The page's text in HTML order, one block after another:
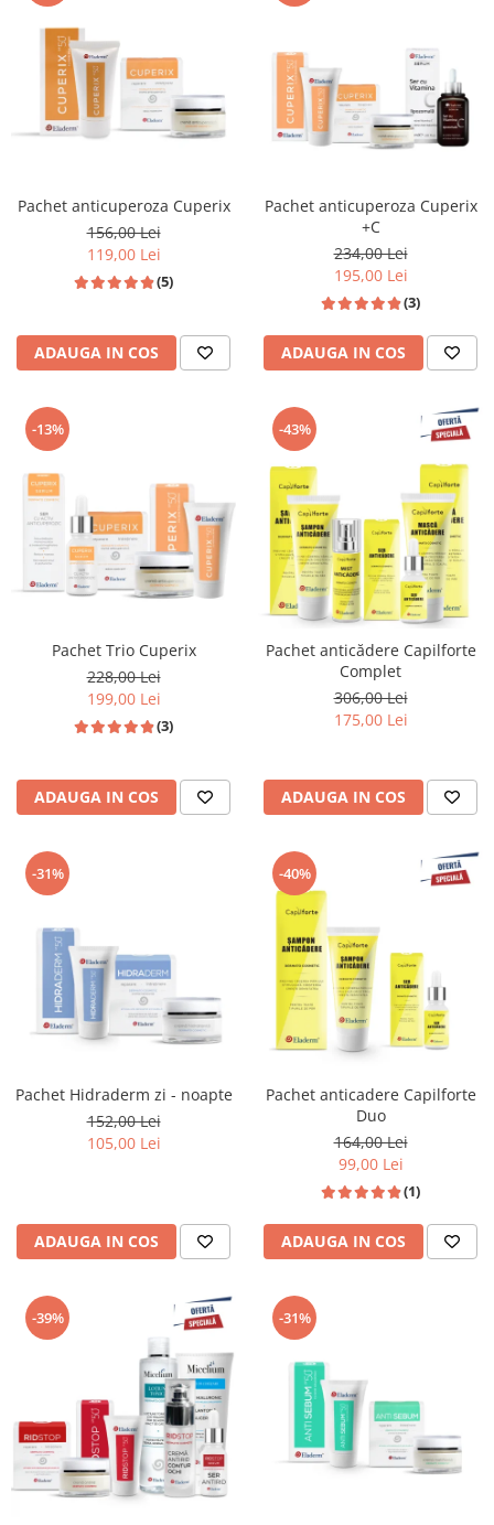
Pachet anticuperoza Cuperix
156,00 Lei
119,00 Lei
(5)
ADAUGA IN COS
Pachet anticuperoza Cuperix
+C
234,00 Lei
195,00 Lei
(3)
ADAUGA IN COS
-13%
Pachet Trio Cuperix
228,00 Lei
199,00 Lei
(3)
ADAUGA IN COS
-43%
Pachet anticădere Capilforte
Complet
306,00 Lei
175,00 Lei
ADAUGA IN COS
-31%
Pachet Hidraderm zi - noapte
152,00 Lei
105,00 Lei
ADAUGA IN COS
-40%
Pachet anticadere Capilforte
Duo
164,00 Lei
99,00 Lei
(1)
ADAUGA IN COS
-39% -31%